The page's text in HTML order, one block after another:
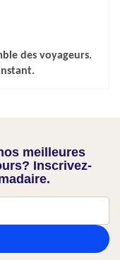
des voyageurs.
meilleures
Inscrivez-